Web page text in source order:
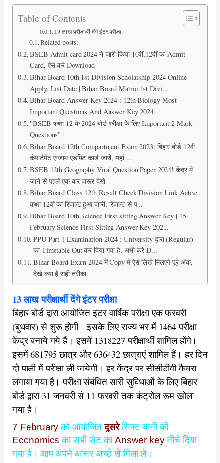
Table of Contents
13 लाख परीक्षार्थी देंगे इंटर परीक्षा
Related posts:
BSEB Admit card 2024 ने जारी किया 10वीं,12वीं का Admit
Card, ऐसे करे Download
Bihar Board 10th 1st Division Scholarship 2024 Online
Apply, List Date | Bihar Board Matric 1st Divi...
Bihar Board Answer Key 2024 : 12th Biology Most
Important Questions And Answer Key 2024
"BSEB कक्षा 12 के 2024 बोर्ड परीक्षा के लिए Important 2 Mark
Questions"
Bihar Board 12th Compartment Exam 2023: बिहार बोर्ड 12वीं
कंपार्टमेंट एग्जाम एडमिट कार्ड जारी, यहां ...
BSEB 12th Geography Viral Question Paper 2024! केंद्र मे
जाने से पहले एक बार जरूर देखे
Bihar Board Class 12th Result Check Division Link Active
कक्षा 12वीं का रिजल्ट हुआ जारी, रिजल्ट से प...
Bihar Board 10th Science First sitting Answer Key | 15
February Science First Sitting Answer Key 202...
PPU Part 1 Examination 2024 : University द्वारा (Regular)
का Timetable Out कर दिया गया है, अभी करे D...
Bihar Board Exam 2024 में Copy मे ऐसे लिखे मिलएगे पूरे अंक,
देखे क्या है सही तरीका
13 लाख परीक्षार्थी देंगे इंटर परीक्षा
बिहार बोर्ड द्वारा आयोजित इंटर वार्षिक परीक्षा एक फरवरी
(बुधवार) से शुरू होगी। इसके लिए राज्य भर में 1464 परीक्षा
केंद्र बनाये गये हैं। इसमें 1318227 परीक्षार्थी शामिल होंगे।
इसमें 681795 छात्र और 636432 छात्राएं शामिल हैं। हर दिन
दो पाली में परीक्षा ली जायेगी। हर केंद्र पर सीसीटीवी कैमरा
लगाया गया है। परीक्षा संबंधित सारी सुविधाओं के लिए बिहार
बोर्ड द्वारा 31 जनवरी से 11 फरवरी तक कंट्रोल रूम खोला
गया है।
7 Februaryको आयोजितदूसरे सिफ्ट यानी की
Economicsका सभी सेट काAnswer keyनीचे दिया
गया है। आप अपने आंसर अच्छे से मिला ले।